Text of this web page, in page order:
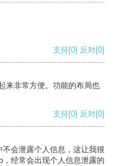
支持[0] 反对[0]
来非常方便。功能的布局也
支持[0] 反对[0]
会泄露个人信息，这让我很
经常会出现个人信息泄露的